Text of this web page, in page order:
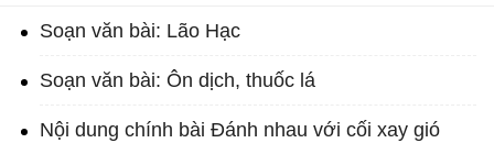
Soạn văn bài: Lão Hạc
Soạn văn bài: Ôn dịch, thuốc lá
Nội dung chính bài Đánh nhau với cối xay gió